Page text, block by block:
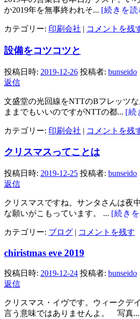
か2019年を無事終われそ... [続きを
カテゴリー: 印刷会社 | コメントを残
設備をコツコツと
投稿日時: 2019-12-26 投稿者: bunseido
返信
文盛堂の光回線をNTTのBフレッツ
ままでもいいのですがNTTの都... [続
カテゴリー: 印刷会社 | コメントを残
クリスマスってことは
投稿日時: 2019-12-25 投稿者: bunseido
返信
クリスマスですね。サンタさんは夜
な願いがこもっています。 ... [続き
カテゴリー: ブログ | コメントを残す
chiristmas eve 2019
投稿日時: 2019-12-24 投稿者: bunseido
返信
クリスマス・イヴです。ウィークデ
言う意味ではありませんよ。 写真...